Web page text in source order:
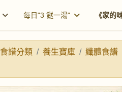
每日"3 餸一湯" 《家的
食譜分類 養生寶庫 纖體食譜